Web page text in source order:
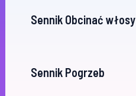
Sennik Obcinać włosy
Sennik Pogrzeb